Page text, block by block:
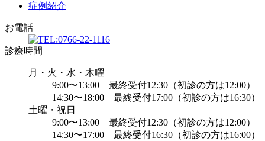
症例紹介
お電話
診療時間
月・火・水・木曜
9:00〜13:00 最終受付12:30（初診の方は12:00）
14:30〜18:00 最終受付17:00（初診の方は16:30）
土曜・祝日
9:00〜13:00 最終受付12:30（初診の方は12:00）
14:30〜17:00 最終受付16:30（初診の方は16:00）